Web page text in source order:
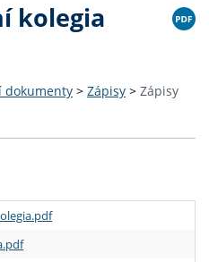
kolegia
dokumenty > Zápisy > Zápisy